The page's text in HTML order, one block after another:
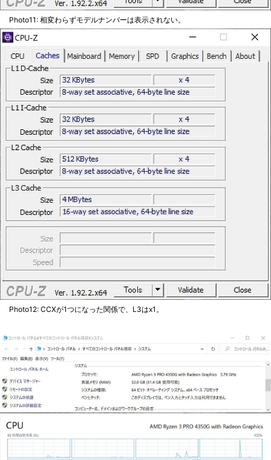
Photo11: 相変わらずモデルナンバーは表示されない。
Photo12: CCXが1つになった関係で、L3はx1。